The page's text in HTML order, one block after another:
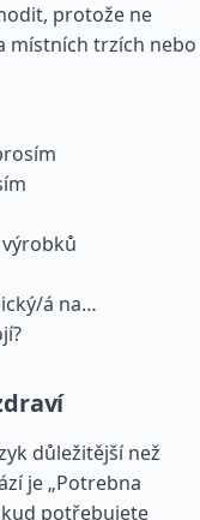
protože ne
místních trzích nebo
á na…
důležitější než
je „Potrebna
potřebujete